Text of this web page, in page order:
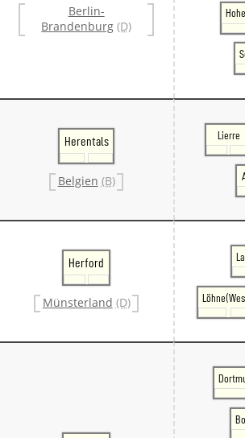
Weitere
Polen
Berlin-
Brandenburg (D)
Herentals
Belgien (B)
Lierre
Herford
Münsterland (D)